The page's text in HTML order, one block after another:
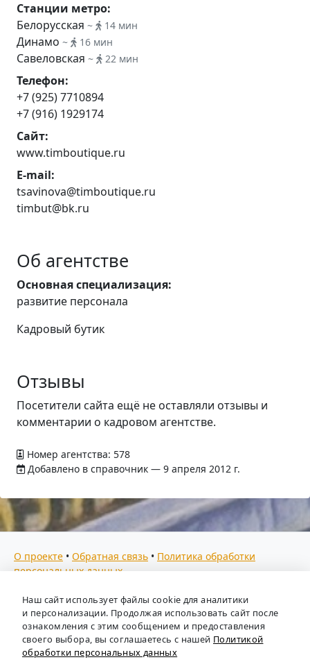
Станции метро:
Белорусская ~ 14 мин
Динамо ~ 16 мин
Савеловская ~ 22 мин
Телефон:
+7 (925) 7710894
+7 (916) 1929174
Сайт:
www.timboutique.ru
E-mail:
tsavinova@timboutique.ru
timbut@bk.ru
Об агентстве
Основная специализация:
развитие персонала
Кадровый бутик
Отзывы
Посетители сайта ещё не оставляли отзывы и
комментарии о кадровом агентстве.
Номер агентства: 578
Добавлено в справочник — 9 апреля 2012 г.
О проекте • Обратная связь • Политика обработки
персональных данных
Мы собираем отзывы, составляем рейтинги и
предоставляем всю информацию о кадровых агентствах
России. Также анализируем ключевые тенденции рынка
труда: отслеживаем динамику зарплат, уровень
безработицы и общую обстановку в отрасли, чтобы вы
Наш сайт использует файлы cookie для аналитики
и персонализации. Продолжая использовать сайт после
ознакомления с этим сообщением и предоставления
своего выбора, вы соглашаетесь с нашей Политикой
обработки персональных данных